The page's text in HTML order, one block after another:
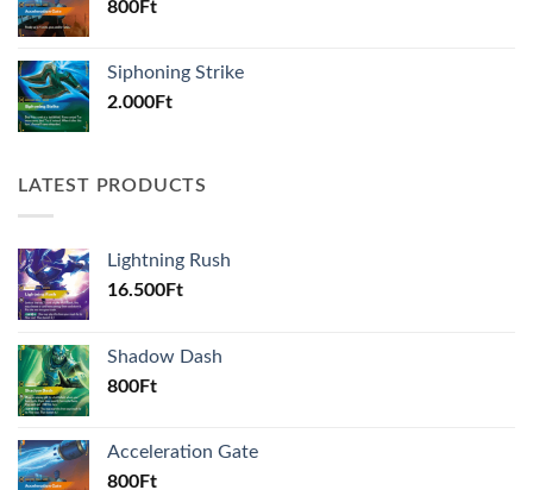
800Ft
Siphoning Strike
2.000Ft
LATEST PRODUCTS
Lightning Rush
16.500Ft
Shadow Dash
800Ft
Acceleration Gate
800Ft